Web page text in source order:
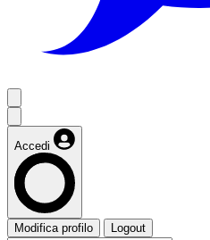
Accedi
Modifica profilo Logout